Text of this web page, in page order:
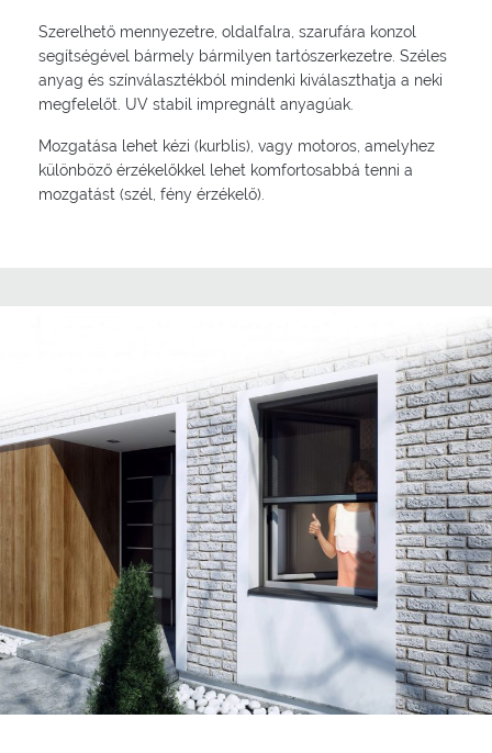
Szerelhető mennyezetre, oldalfalra, szarufára konzol
segítségével bármely bármilyen tartószerkezetre. Széles
anyag és színválasztékból mindenki kiválaszthatja a neki
megfelelőt. UV stabil impregnált anyagúak.
Mozgatása lehet kézi (kurblis), vagy motoros, amelyhez
különböző érzékelőkkel lehet komfortosabbá tenni a
mozgatást (szél, fény érzékelő).